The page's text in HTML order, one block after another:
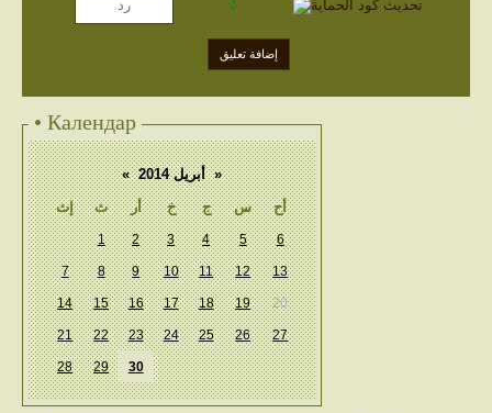
• Календар
« أبريل 2014 »
إث
ث أر خ ج س أح
1 2 3 4 5 6
7 8 9 10 11 12 13
14 15 16 17 18 19 20
21 22 23 24 25 26 27
28 29 30